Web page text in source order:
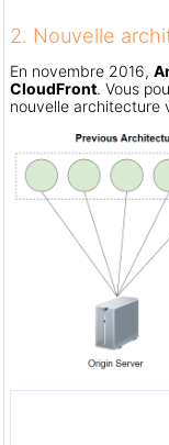
2. Nouvelle
En novembre 2016,
CloudFront. Vous
nouvelle architecture